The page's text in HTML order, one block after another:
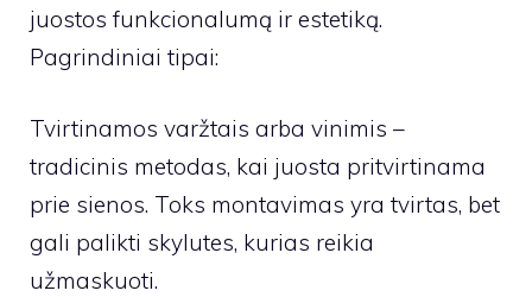
juostos funkcionalumą ir estetiką.
Pagrindiniai tipai:
Tvirtinamos varžtais arba vinimis –
tradicinis metodas, kai juosta pritvirtinama
prie sienos. Toks montavimas yra tvirtas, bet
gali palikti skylutes, kurias reikia
užmaskuoti.